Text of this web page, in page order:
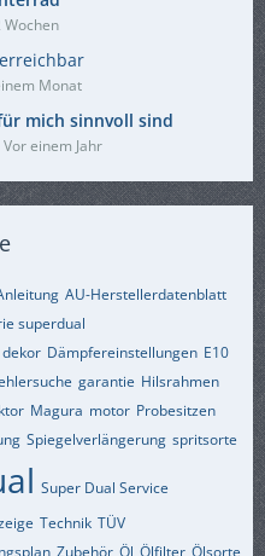
Monat
mich sinnvoll sind
einem Jahr
AU-Herstellerdatenblatt
superdual
dekor Dämpfereinstellungen E10
garantie Hilsrahmen
Magura motor Probesitzen
Spiegelverlängerung spritsorte
Super Dual Service
Technik TÜV
Zubehör Öl Ölfilter Ölsorte